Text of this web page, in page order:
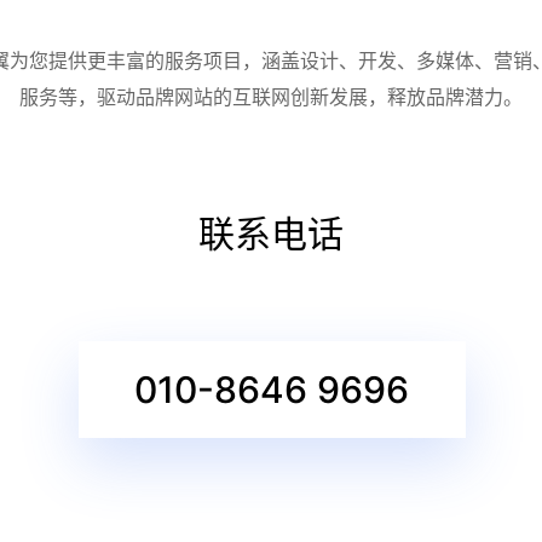
为您提供更丰富的服务项目，涵盖设计、开发、多媒体、营销
服务等，驱动品牌网站的互联网创新发展，释放品牌潜力。
联系电话
010-8646 9696